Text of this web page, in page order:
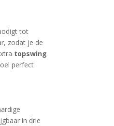
tot
zodat je de
topswing
perfect
in drie